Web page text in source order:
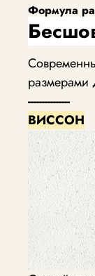
Формула
размерами
---------------
ВИССОН